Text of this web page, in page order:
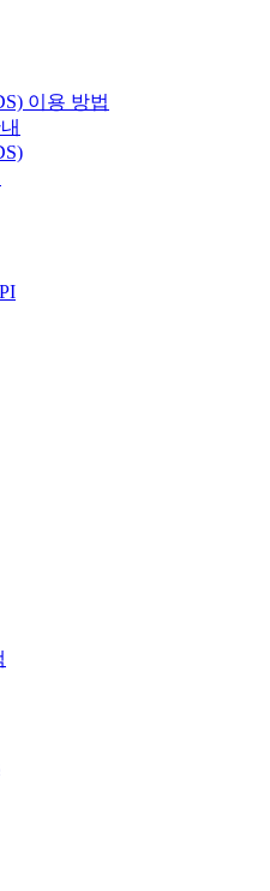
이용 방법